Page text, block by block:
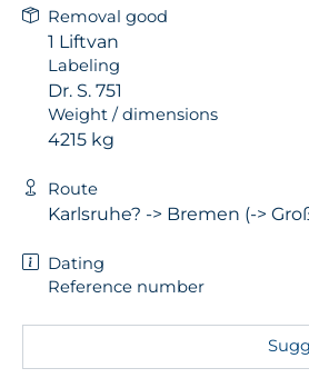
Removal good
1 Liftvan
Labeling
Dr. S. 751
Weight / dimensions
4215 kg
Route
Karlsruhe? -> Bremen (->
Dating
Reference number